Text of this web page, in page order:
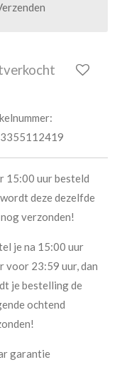
15:00 uur besteld
deze dezelfde
verzonden!
je na 15:00 uur
voor 23:59 uur, dan
je bestelling de
ochtend
garantie